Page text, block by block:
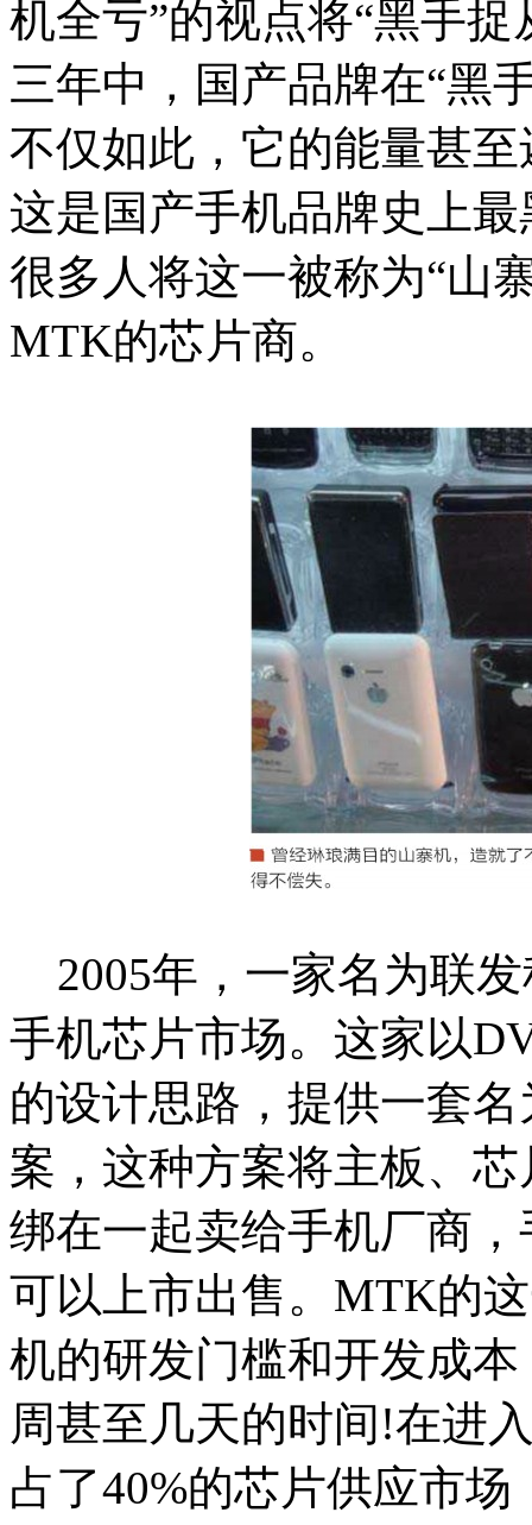
机全亏”的视点将“黑手
三年中，国产品牌在“黑
不仅如此，它的能量甚
这是国产手机品牌史上
很多人将这一被称为“山
MTK的芯片商。
2005年，一家名为联
手机芯片市场。这家以
的设计思路，提供一套
案，这种方案将主板、
绑在一起卖给手机厂商
可以上市出售。MTK的
机的研发门槛和开发成
周甚至几天的时间!在进
占了40%的芯片供应市